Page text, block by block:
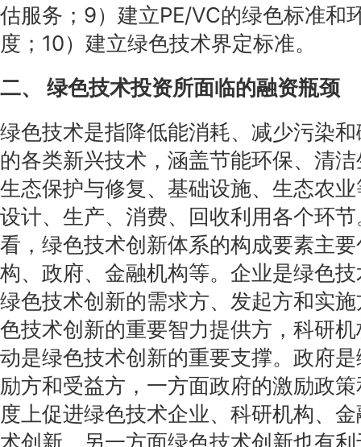
估服务；9）建立PE/VC的绿色标准和
度；10）建立绿色技术界定标准。
二、 绿色技术投资所面临的融资瓶颈
绿色技术是指降低能消耗、减少污染
的各类新兴技术，涵盖节能环保、清
生态保护与修复、基础设施、生态农
设计、生产、消费、回收利用各个环
看，绿色技术创新体系的构成要素主
构、政府、金融机构等。企业是绿色
绿色技术创新的需求方、发起方和实
色技术创新的重要智力提供方，科研
动是绿色技术创新的重要支撑。政府
励方和受益方，一方面政府的激励政
度上促进绿色技术企业、科研机构、
术创新，另一方面绿色技术创新也有